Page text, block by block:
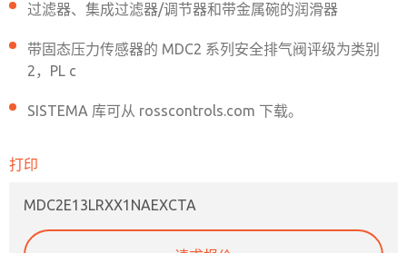
过滤器、集成过滤器/调节器和带金属碗的润滑器
带固态压力传感器的 MDC2 系列安全排气阀评级为类别
2，PL c
SISTEMA 库可从 rosscontrols.com 下载。
打印
MDC2E13LRXX1NAEXCTA
联系ROSS中国